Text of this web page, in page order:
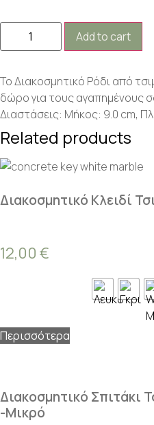
Add to cart
Το Διακοσμητικό Ρόδι από
δώρο για τους αγαπημένους
Διαστάσεις: Μήκος: 9.0 cm,
Related products
Διακοσμητικό Κλειδί
12,00 €
Περισσότερα
Διακοσμητικό Σπιτάκι
-Μικρό